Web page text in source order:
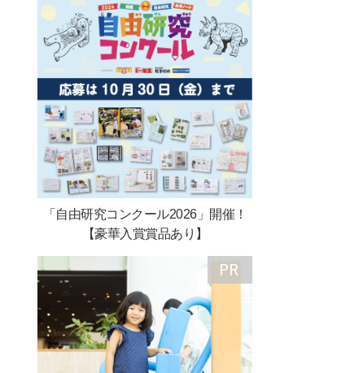
「自由研究コンクール2026」開催！
【豪華入賞賞品あり】